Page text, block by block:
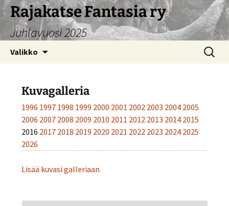
Siirry
sisältöön
Rajakatse Fantasia ry
Juhlavuosi 2025
Valikko Haku:
Kuvagalleria
1996 1997 1998 1999 2000 2001 2002 2003 2004 2005
2006 2007 2008 2009 2010 2011 2012 2013 2014 2015
2016 2017 2018 2019 2020 2021 2022 2023 2024 2025
2026
Lisää kuvasi galleriaan